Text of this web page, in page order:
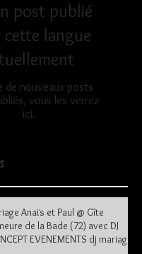
post publié
cette langue
de nouveaux posts
vous les verrez
ici.
Anaïs et Paul @ Gîte
de la Bade (72) avec DJ
EVENEMENTS dj mariage